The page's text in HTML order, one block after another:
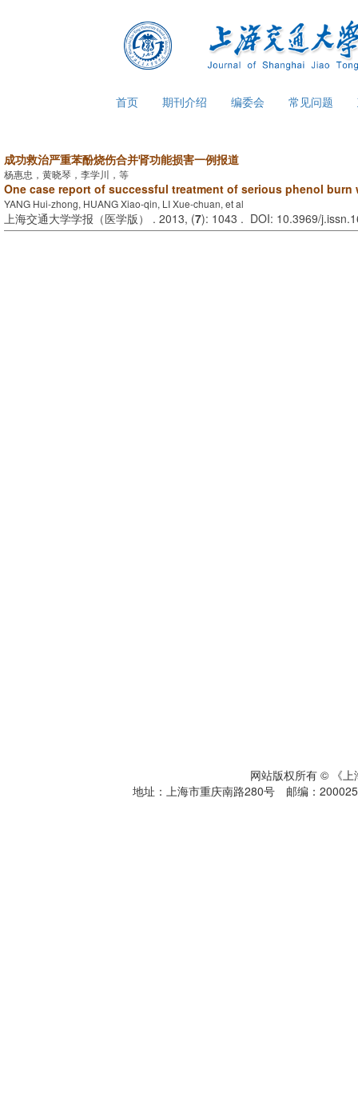
首页 期刊介绍 编委会 常见问题
成功救治严重苯酚烧伤合并肾功能损害一例报道
杨惠忠，黄晓琴，李学川，等
One case report of successful treatment of serious phenol burn
YANG Hui-zhong, HUANG Xiao-qin, LI Xue-chuan, et al
上海交通大学学报（医学版） . 2013, (7): 1043 . DOI: 10.3969/
网站版权所有 © 《
地址：上海市重庆南路280号 邮编：